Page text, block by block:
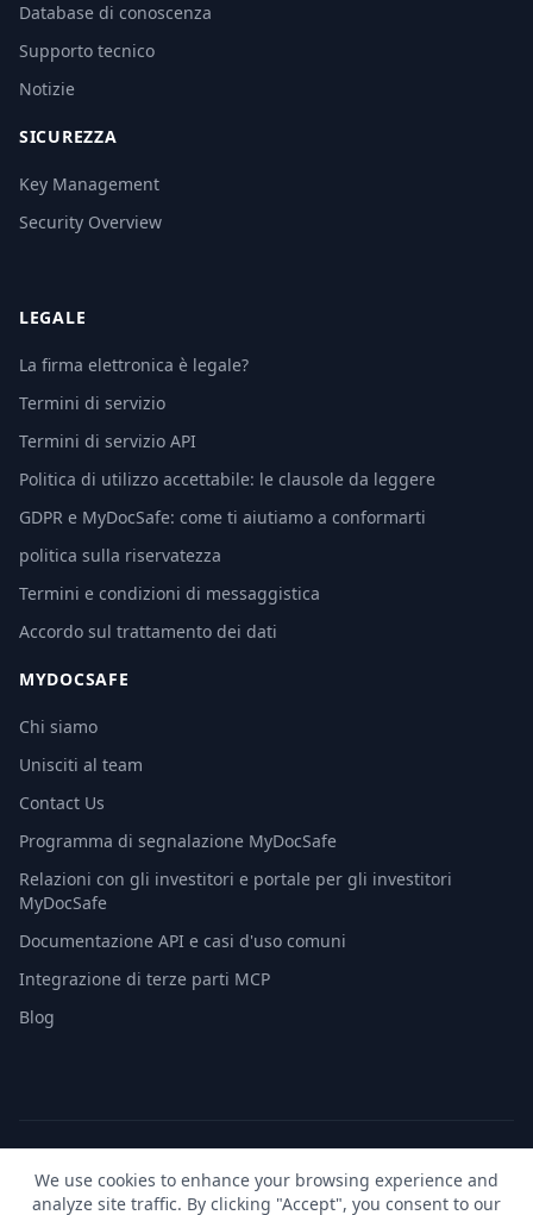
Database di conoscenza
Supporto tecnico
Notizie
SICUREZZA
Key Management
Security Overview
LEGALE
La firma elettronica è legale?
Termini di servizio
Termini di servizio API
Politica di utilizzo accettabile: le clausole da leggere
GDPR e MyDocSafe: come ti aiutiamo a conformarti
politica sulla riservatezza
Termini e condizioni di messaggistica
Accordo sul trattamento dei dati
MYDOCSAFE
Chi siamo
Unisciti al team
Contact Us
Programma di segnalazione MyDocSafe
Relazioni con gli investitori e portale per gli investitori
MyDocSafe
Documentazione API e casi d'uso comuni
Integrazione di terze parti MCP
Blog
© 2026 MyDocSafe. Tutti i diritti riservati. | Mappa del sito
|
build dev
We use cookies to enhance your browsing experience and
analyze site traffic. By clicking "Accept", you consent to our